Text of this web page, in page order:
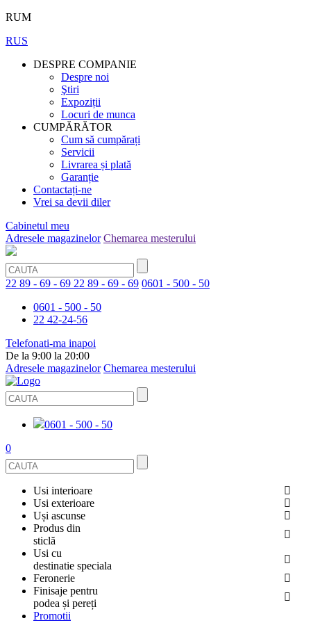
RUM
RUS
DESPRE COMPANIE
Despre noi
Ştiri
Expoziții
Locuri de munca
CUMPĂRĂTOR
Cum să cumpărați
Servicii
Livrarea și plată
Garanție
Contactați-ne
Vrei sa devii diler
Cabinetul meu
Adresele magazinelor Chemarea mesterului
22 89 - 69 - 69 22 89 - 69 - 69 0601 - 500 - 50
0601 - 500 - 50
22 42-24-56
Telefonati-ma inapoi
De la 9:00 la 20:00
Adresele magazinelor Chemarea mesterului
0601 - 500 - 50
0
Usi interioare
FURNIRUITE
SMALT
DIN LEMN DE PIN
Usi exterioare
USI METALICE
PENTRU APARTAMENT
PENTRU CASA
Uși ascunse
OGLINDIT
GRESIE PORȚELANATĂ
Produs din
sticlă
BALUSTRADE ȘI TREPTE
CABINE DE DUȘ ȘI PEREȚI DESPĂRȚITORI
Usi cu
destinatie speciala
USI ANTIFOC (ANTIINCENDIU)
Feronerie
ACCESORII
Finisaje pentru
podea și pereți
Promotii